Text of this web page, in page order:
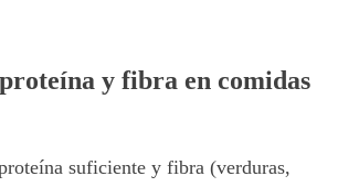
y fibra en comidas
suficiente y fibra (verduras,